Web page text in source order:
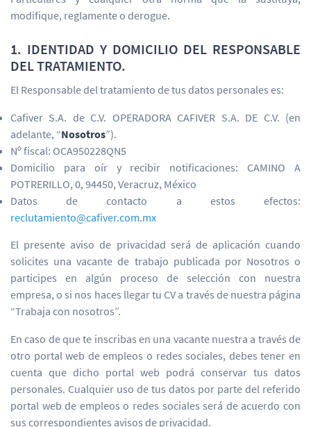
modifique, reglamente o derogue.
1. IDENTIDAD Y DOMICILIO DEL RESPONSABLE
DEL TRATAMIENTO.
El Responsable del tratamiento de tus datos personales es:
Cafiver S.A. de C.V. OPERADORA CAFIVER S.A. DE C.V. (en
adelante, “Nosotros”).
Nº fiscal: OCA950228QN5
Domicilio para oír y recibir notificaciones: CAMINO A
POTRERILLO, 0, 94450, Veracruz, México
Datos de contacto a estos efectos:
reclutamiento@cafiver.com.mx
El presente aviso de privacidad será de aplicación cuando
solicites una vacante de trabajo publicada por Nosotros o
participes en algún proceso de selección con nuestra
empresa, o si nos haces llegar tu CV a través de nuestra página
“Trabaja con nosotros”.
En caso de que te inscribas en una vacante nuestra a través de
otro portal web de empleos o redes sociales, debes tener en
cuenta que dicho portal web podrá conservar tus datos
personales. Cualquier uso de tus datos por parte del referido
portal web de empleos o redes sociales será de acuerdo con
sus correspondientes avisos de privacidad.